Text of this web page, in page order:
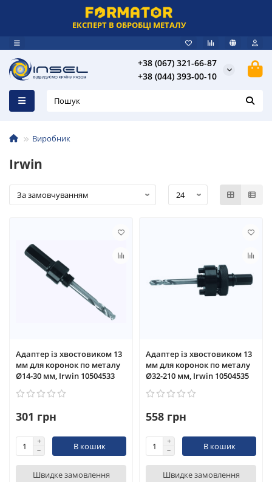
ЕКСПЕРТ В ОБРОБЦІ МЕТАЛУ
+38 (067) 321-66-87
+38 (044) 393-00-10
Виробник
Irwin
Адаптер із хвостовиком 13
мм для коронок по металу
Ø14-30 мм, Irwin 10504533
301 грн
В кошик
Швидке замовлення
Адаптер із хвостовиком 13
мм для коронок по металу
Ø32-210 мм, Irwin 10504535
558 грн
В кошик
Швидке замовлення